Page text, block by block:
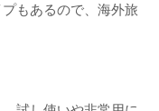
もあるので、海外旅